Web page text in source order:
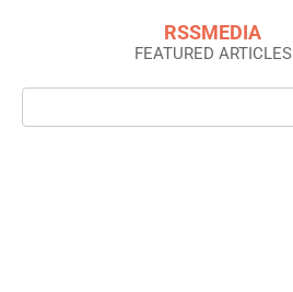
RSSMEDIA
FEATURED ARTICLES
Search: